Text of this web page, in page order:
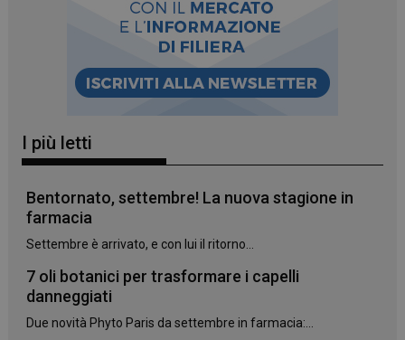
I più letti
Bentornato, settembre! La nuova stagione in
farmacia
Settembre è arrivato, e con lui il ritorno...
7 oli botanici per trasformare i capelli
danneggiati
Due novità Phyto Paris da settembre in farmacia:...
_ga_YJ0035S3E9 .panoramacosmetico.it
CookieScriptConsent